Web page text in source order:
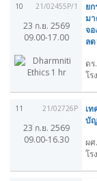
10 21/02455P/1
23 ก.ย. 2569
09.00-17.00
ย
ม
จอ
ล
ด
โร
11 21/02726P
23 ก.ย. 2569
09.00-16.30
เ
บั
ผศ
โร